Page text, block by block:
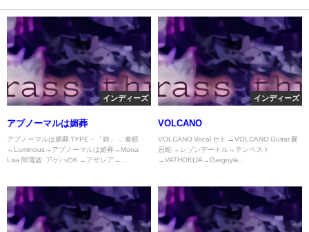
インディーズ
アブノーマルは媚葬
アブノーマルは媚葬 TYPE－「姫」． 奏瞑
→Luminous→アブノーマルは媚葬→Mona
Lisa 闇電波. アゲハのK →アザレア→...
インディーズ
VOLCANO
VOLCANO Vocal セト →VOLCANO Guitar 屍
忌蛇 →レゾンデートル→テンペスト
→VATHOKIJA→Gargoyle...